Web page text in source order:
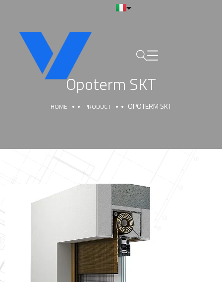
Opoterm SKT
HOME PRODUCT OPOTERM SKT